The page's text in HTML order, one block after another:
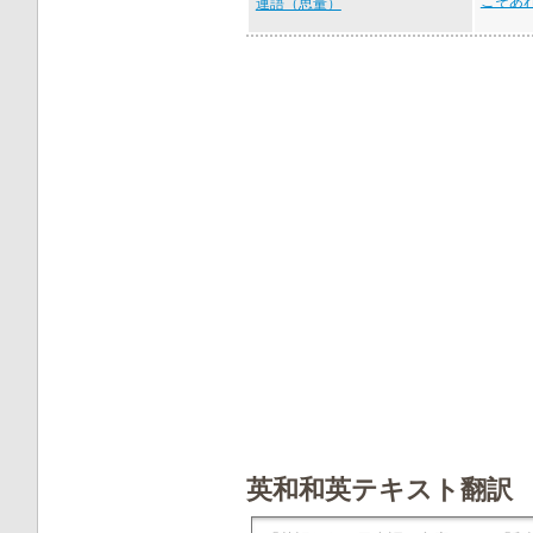
連語（思量）
英和和英テキスト翻訳